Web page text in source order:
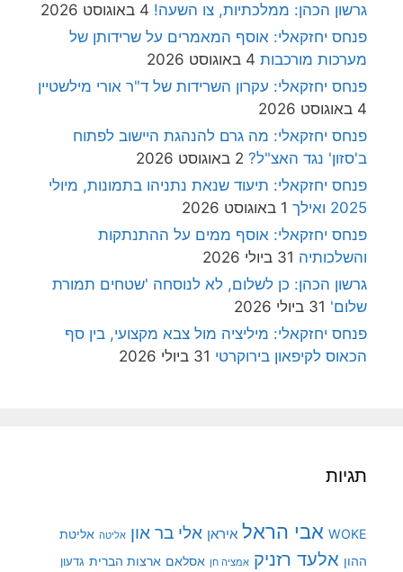
גרשון הכהן: ממלכתיות, צו השעה! 4 באוגוסט 2026
פנחס יחזקאלי: אוסף המאמרים על שרידותן של
מערכות מורכבות 4 באוגוסט 2026
פנחס יחזקאלי: עקרון השרידות של ד"ר אורי מילשטיין
4 באוגוסט 2026
פנחס יחזקאלי: מה גרם להנהגת היישוב לפתוח
ב'סזון' נגד האצ"ל? 2 באוגוסט 2026
פנחס יחזקאלי: תיעוד שנאת נתניהו בתמונות, מיולי
2025 ואילך
1 באוגוסט 2026
פנחס יחזקאלי: אוסף ממים על ההתנתקות
והשלכותיה 31 ביולי 2026
גרשון הכהן: כן לשלום, לא לנוסחה 'שטחים תמורת
שלום' 31 ביולי 2026
פנחס יחזקאלי: מיליציה מול צבא מקצועי, בין סף
הכאוס לקיפאון בירוקרטי 31 ביולי 2026
תגיות
WOKE אבי הראל איראן אלי בר און אליטה אליטת
ההון אלעד רזניק אמציה חן אסלאם ארצות הברית גדעון